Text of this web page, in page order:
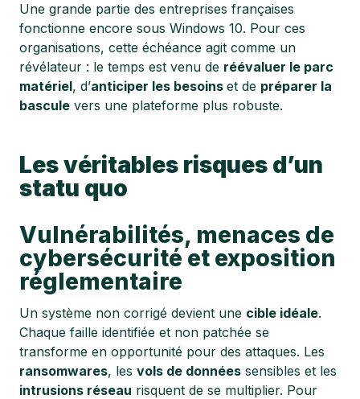
Une grande partie des entreprises françaises
fonctionne encore sous Windows 10. Pour ces
organisations, cette échéance agit comme un
révélateur : le temps est venu de réévaluer le parc
matériel, d’anticiper les besoins et de préparer la
bascule vers une plateforme plus robuste.
Les véritables risques d’un
statu quo
Vulnérabilités, menaces de
cybersécurité et exposition
réglementaire
Un système non corrigé devient une cible idéale.
Chaque faille identifiée et non patchée se
transforme en opportunité pour des attaques. Les
ransomwares, les vols de données sensibles et les
intrusions réseau risquent de se multiplier. Pour